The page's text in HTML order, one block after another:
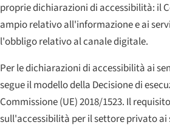
proprie dichiarazioni di accessibilità: il
ampio relativo all'informazione e ai
l'obbligo relativo al canale digitale.
Per le dichiarazioni di accessibilità ai
segue il modello della Decisione di
Commissione (UE) 2018/1523. Il
sull'accessibilità per il settore privato ai